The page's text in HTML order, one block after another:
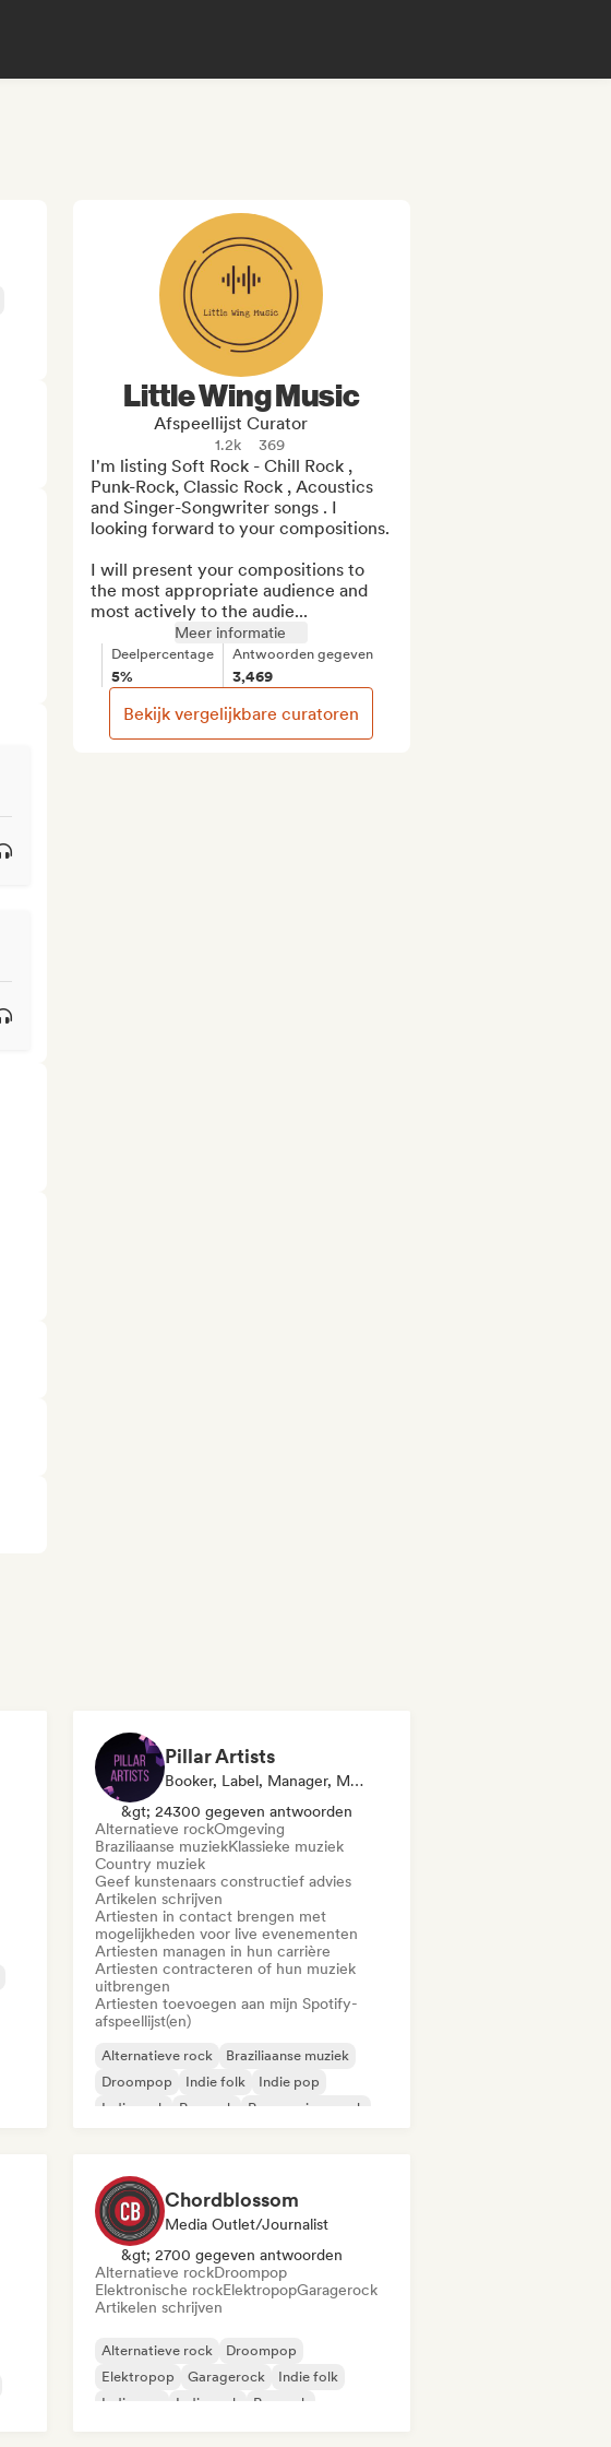
Little Wing Music
Afspeellijst Curator
1.2k 369
I'm listing Soft Rock - Chill Rock ,
Punk-Rock, Classic Rock , Acoustics
and Singer-Songwriter songs . I
looking forward to your compositions.
I will present your compositions to
the most appropriate audience and
most actively to the audie...
Meer informatie
Deelpercentage
5%
Antwoorden gegeven
3,469
Bekijk vergelijkbare curatoren
Pillar Artists
Booker, Label, Manager, Media Outlet/Journalist, Mentor, Afspeellijst Curator
&gt; 24300 gegeven antwoorden
Alternatieve rockOmgeving
Braziliaanse muziekKlassieke muziek
Country muziek
Geef kunstenaars constructief advies
Artikelen schrijven
Artiesten in contact brengen met
mogelijkheden voor live evenementen
Artiesten managen in hun carrière
Artiesten contracteren of hun muziek
uitbrengen
Artiesten toevoegen aan mijn Spotify-
afspeellijst(en)
Alternatieve rock
Braziliaanse muziek
Droompop
Indie folk
Indie pop
Indie rock
Poprock Progressieve rock
Chordblossom
Media Outlet/Journalist
&gt; 2700 gegeven antwoorden
Alternatieve rockDroompop
Elektronische rockElektropopGaragerock
Artikelen schrijven
Alternatieve rock
Droompop
Elektropop
Garagerock
Indie folk
Indie pop
Indie rock Poprock